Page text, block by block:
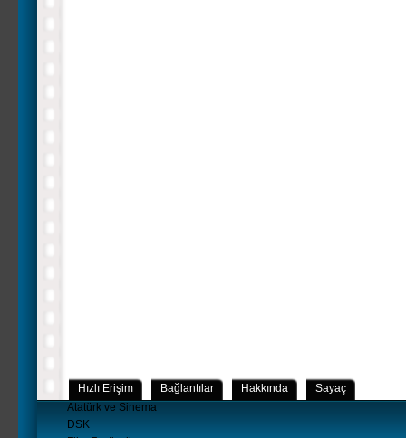
Hızlı Erişim Bağlantılar Hakkında
Sayaç
Atatürk ve Sinema
DSK